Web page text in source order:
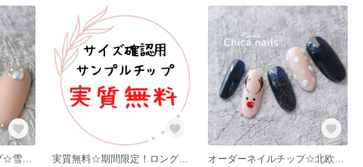
クリスマスネイルチップ☆雪の結晶フレンチネイルオーダーネイルチップ 実質無料☆期間限定！ロング&ショートお試しサンプルセット☆ネイルチップ